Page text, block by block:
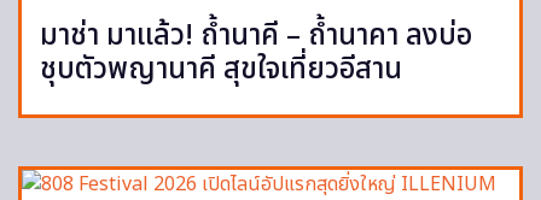
มาช่า มาแล้ว! ถ้ำนาคี – ถ้ำนาคา ลงบ่อ
ชุบตัวพญานาคี สุขใจเที่ยวอีสาน